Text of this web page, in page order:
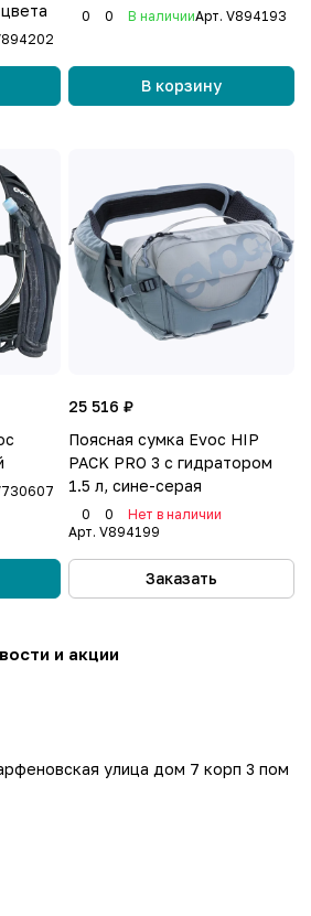
0 0 В наличииАрт. V894193
В корзину
25 516 ₽
Поясная сумка Evoc HIP
PACK PRO 3 с гидратором
1.5 л, сине-серая
0 0
Нет в наличии
Арт. V894199
Заказать
и акции
улица дом 7 корп 3 пом